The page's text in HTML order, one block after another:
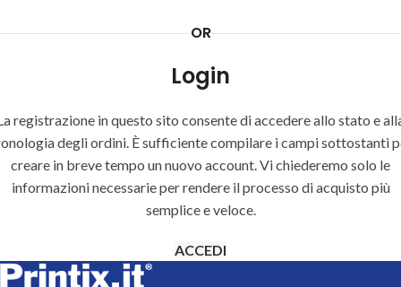
OR
Login
registrazione in questo sito consente di accedere allo stato e
degli ordini. È sufficiente compilare i campi sottostanti
creare in breve tempo un nuovo account. Vi chiederemo solo le
informazioni necessarie per rendere il processo di acquisto più
semplice e veloce.
ACCEDI